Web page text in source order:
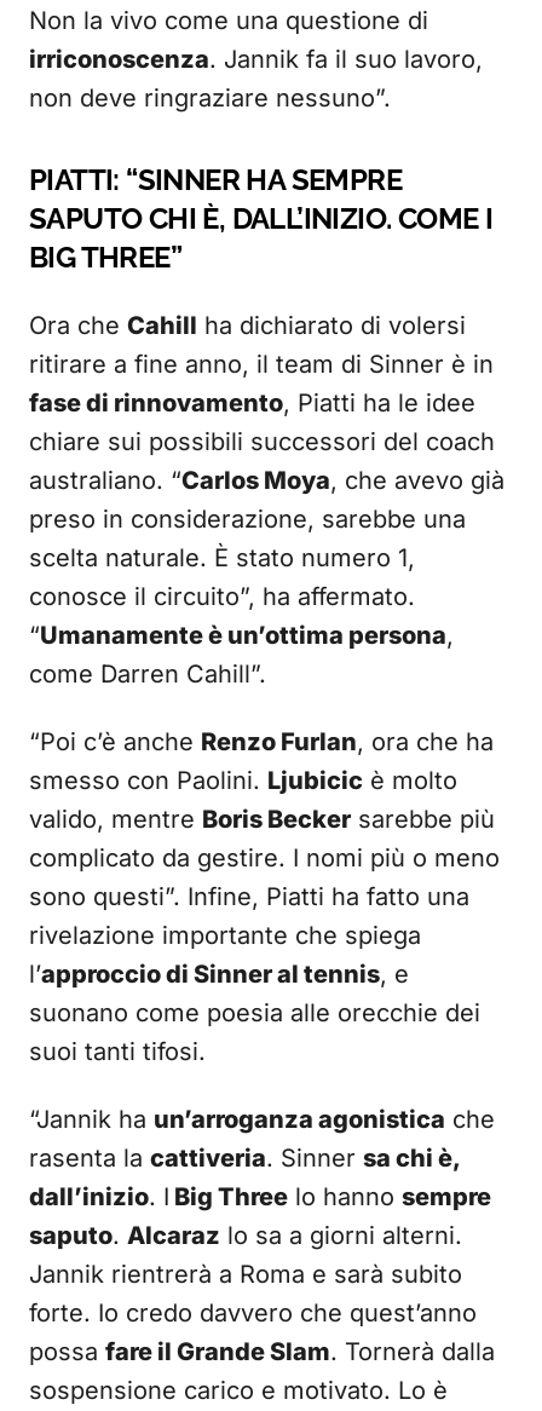
Non la vivo come una questione di
irriconoscenza. Jannik fa il suo lavoro,
non deve ringraziare nessuno”.
PIATTI: “SINNER HA SEMPRE
SAPUTO CHI È, DALL’INIZIO. COME I
BIG THREE”
Ora che Cahill ha dichiarato di volersi
ritirare a fine anno, il team di Sinner è in
fase di rinnovamento, Piatti ha le idee
chiare sui possibili successori del coach
australiano. “Carlos Moya, che avevo già
preso in considerazione, sarebbe una
scelta naturale. È stato numero 1,
conosce il circuito”, ha affermato.
“Umanamente è un’ottima persona,
come Darren Cahill”.
“Poi c’è anche Renzo Furlan, ora che ha
smesso con Paolini. Ljubicic è molto
valido, mentre Boris Becker sarebbe più
complicato da gestire. I nomi più o meno
sono questi”. Infine, Piatti ha fatto una
rivelazione importante che spiega
l’approccio di Sinner al tennis, e
suonano come poesia alle orecchie dei
suoi tanti tifosi.
“Jannik ha un’arroganza agonistica che
rasenta la cattiveria. Sinner sa chi è,
dall’inizio. I Big Three lo hanno sempre
saputo. Alcaraz lo sa a giorni alterni.
Jannik rientrerà a Roma e sarà subito
forte. Io credo davvero che quest’anno
possa fare il Grande Slam. Tornerà dalla
sospensione carico e motivato. Lo è